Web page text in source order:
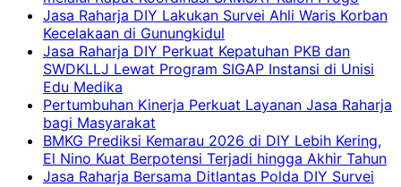
Jasa Raharja DIY Lakukan Survei Ahli Waris Korban
Kecelakaan di Gunungkidul
Jasa Raharja DIY Perkuat Kepatuhan PKB dan
SWDKLLJ Lewat Program SIGAP Instansi di Unisi
Edu Medika
Pertumbuhan Kinerja Perkuat Layanan Jasa Raharja
bagi Masyarakat
BMKG Prediksi Kemarau 2026 di DIY Lebih Kering,
El Nino Kuat Berpotensi Terjadi hingga Akhir Tahun
Jasa Raharja Bersama Ditlantas Polda DIY Survei